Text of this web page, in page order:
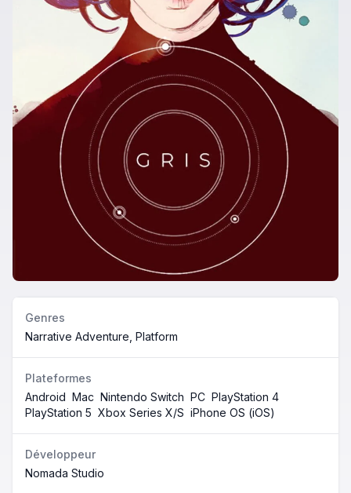
Genres
Narrative Adventure, Platform
Plateformes
Android Mac Nintendo Switch PC PlayStation 4
PlayStation 5 Xbox Series X/S iPhone OS (iOS)
Développeur
Nomada Studio